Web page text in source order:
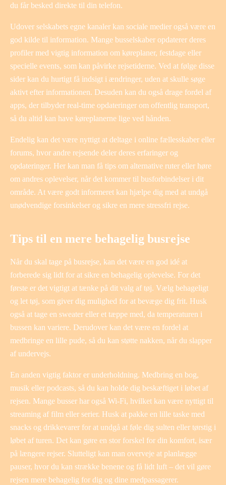
du får besked direkte til din telefon.
Udover selskabets egne kanaler kan sociale medier også være en
god kilde til information. Mange busselskaber opdaterer deres
profiler med vigtig information om køreplaner, festdage eller
specielle events, som kan påvirke rejsetiderne. Ved at følge disse
sider kan du hurtigt få indsigt i ændringer, uden at skulle søge
aktivt efter informationen. Desuden kan du også drage fordel af
apps, der tilbyder real-time opdateringer om offentlig transport,
så du altid kan have køreplanerne lige ved hånden.
Endelig kan det være nyttigt at deltage i online fællesskaber eller
forums, hvor andre rejsende deler deres erfaringer og
opdateringer. Her kan man få tips om alternative ruter eller høre
om andres oplevelser, når det kommer til busforbindelser i dit
område. At være godt informeret kan hjælpe dig med at undgå
unødvendige forsinkelser og sikre en mere stressfri rejse.
Tips til en mere behagelig busrejse
Når du skal tage på busrejse, kan det være en god idé at
forberede sig lidt for at sikre en behagelig oplevelse. For det
første er det vigtigt at tænke på dit valg af tøj. Vælg behageligt
og let tøj, som giver dig mulighed for at bevæge dig frit. Husk
også at tage en sweater eller et tæppe med, da temperaturen i
bussen kan variere. Derudover kan det være en fordel at
medbringe en lille pude, så du kan støtte nakken, når du slapper
af undervejs.
En anden vigtig faktor er underholdning. Medbring en bog,
musik eller podcasts, så du kan holde dig beskæftiget i løbet af
rejsen. Mange busser har også Wi-Fi, hvilket kan være nyttigt til
streaming af film eller serier. Husk at pakke en lille taske med
snacks og drikkevarer for at undgå at føle dig sulten eller tørstig i
løbet af turen. Det kan gøre en stor forskel for din komfort, især
på længere rejser. Slutteligt kan man overveje at planlægge
pauser, hvor du kan strække benene og få lidt luft – det vil gøre
rejsen mere behagelig for dig og dine medpassagerer.